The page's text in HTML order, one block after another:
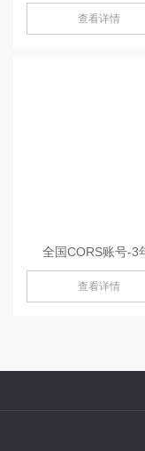
查看详情
全国CORS账号-3
查看详情